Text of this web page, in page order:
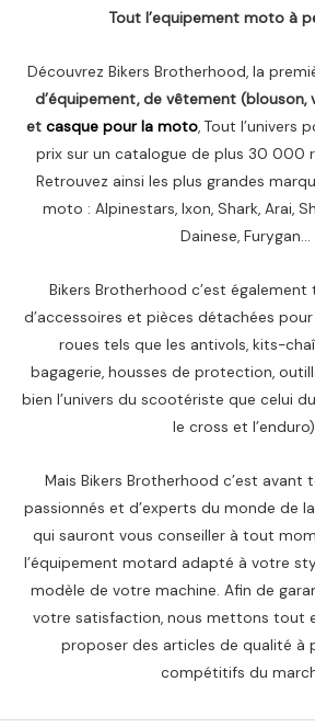
Tout l’equipement moto à
Découvrez Bikers Brotherhood, la
d’équipement, de vêtement (blouson,
et casque pour la moto, Tout l’univers
prix sur un catalogue de plus 30 000
Retrouvez ainsi les plus grandes
moto : Alpinestars, Ixon, Shark, Arai,
Dainese, Furygan…
Bikers Brotherhood c’est
d’accessoires et pièces détachées
roues tels que les antivols, kits-
bagagerie, housses de protection,
bien l’univers du scootériste que celui
le cross et
Mais Bikers Brotherhood c’est avant
passionnés et d’experts du monde de
qui sauront vous conseiller à tout
l’équipement motard adapté à votre
modèle de votre machine. Afin de
votre satisfaction, nous mettons tout
proposer des articles de qualité à
compétitifs du